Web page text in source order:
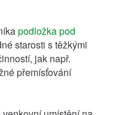
podložka pod
starosti s těžkými
jak např.
přemísťování